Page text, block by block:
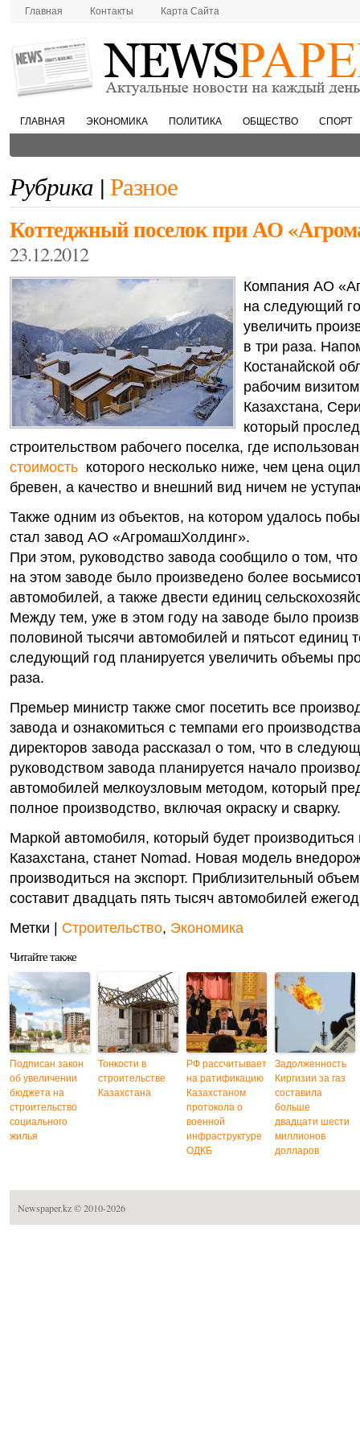
Главная Контакты Карта Сайта
ГЛАВНАЯ ЭКОНОМИКА ПОЛИТИКА ОБЩЕСТВО СПОРТ
Рубрика | Разное
Коттеджный поселок при АО
23.12.2012
Компания АО
на следующий
увеличить
в три раза.
Костанайской
рабочим
Казахстана,
который
строительством рабочего поселка, где
стоимость которого несколько ниже, чем цена
бревен, а качество и внешний вид ничем не
Также одним из объектов, на котором удалось
стал завод АО «АгромашХолдинг».
При этом, руководство завода сообщило о том,
на этом заводе было произведено более
автомобилей, а также двести единиц
Между тем, уже в этом году на заводе было
половиной тысячи автомобилей и пятьсот единиц
следующий год планируется увеличить объемы
раза.
Премьер министр также смог посетить все
завода и ознакомиться с темпами его
директоров завода рассказал о том, что в
руководством завода планируется начало
автомобилей мелкоузловым методом, который
полное производство, включая окраску и сварку.
Маркой автомобиля, который будет производиться
Казахстана, станет Nomad. Новая модель
производиться на экспорт. Приблизительный
составит двадцать пять тысяч автомобилей
Метки | Строительство, Экономика
Читайте также
Подписан закон
об увеличении
бюджета на
строительство
социального
жилья
Тонкости в
строительстве
Казахстана
РФ рассчитывает
на ратификацию
Казахстаном
протокола о
военной
инфраструктуре
ОДКБ
Задолженность
Киргизии за газ
составила
больше
двадцати шести
миллионов
долларов
Newspaper.kz© 2010-2026